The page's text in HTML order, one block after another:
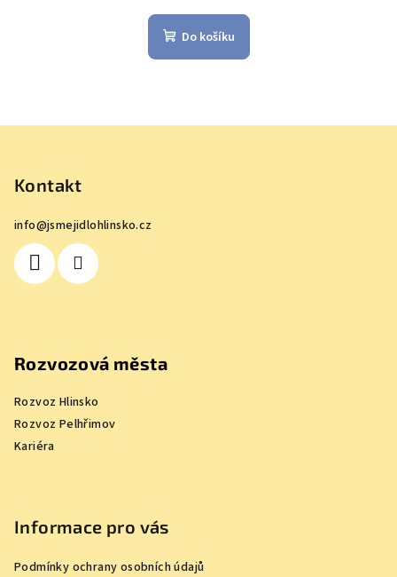
Do košíku
Kontakt
info@jsmejidlohlinsko.cz
Rozvozová města
Rozvoz Hlinsko
Rozvoz Pelhřimov
Kariéra
Informace pro vás
Podmínky ochrany osobních údajů